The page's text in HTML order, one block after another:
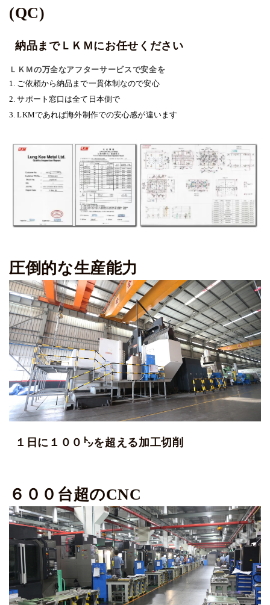
(QC)
納品までＬＫＭにお任せください
ＬＫＭの万全なアフターサービスで安全を
1. ご依頼から納品まで一貫体制なので安心
2. サポート窓口は全て日本側で
3. LKMであれば海外制作での安心感が違います
圧倒的な生産能力
１日に１００㌧を超える加工切削
６００台超のCNC